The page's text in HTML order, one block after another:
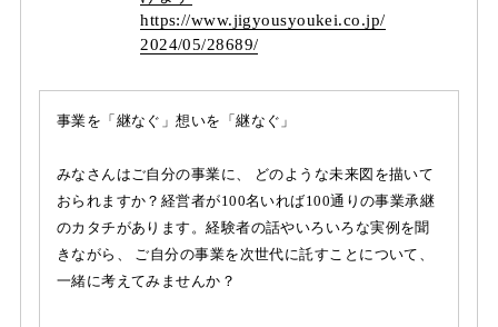
https://www.jigyousyoukei.co.jp/
2024/05/28689/
事業を「継なぐ」想いを「継なぐ」
みなさんはご自分の事業に、 どのような未来図を描いて
おられますか？経営者が100名いれば100通りの事業承継
のカタチがあります。経験者の話やいろいろな実例を聞
きながら、 ご自分の事業を次世代に託すことについて、
一緒に考えてみませんか？